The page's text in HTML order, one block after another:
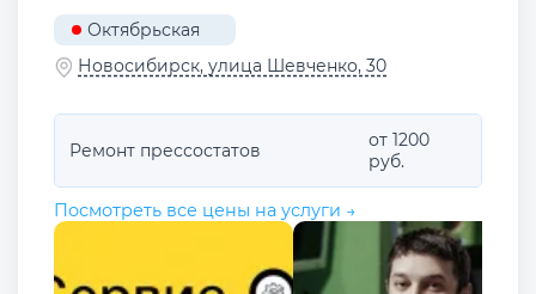
Октябрьская
Новосибирск, улица Шевченко, 30
Ремонт прессостатов
от 1200
руб.
Посмотреть все цены на услуги →